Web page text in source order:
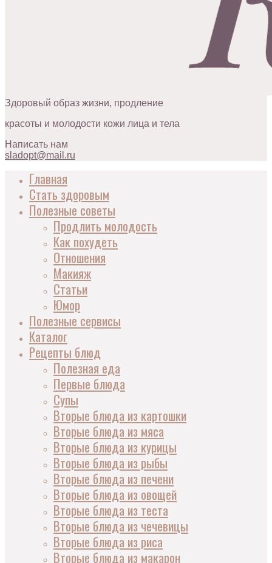
Здоровый образ жизни, продление
красоты и молодости кожи лица и тела
Написать нам
sladopt@mail.ru
Главная
Стать здоровым
Полезные советы
Продлить молодость
Как похудеть
Отношения
Макияж
Статьи
Юмор
Полезные сервисы
Каталог
Рецепты блюд
Полезная еда
Первые блюда
Супы
Вторые блюда из картошки
Вторые блюда из мяса
Вторые блюда из курицы
Вторые блюда из рыбы
Вторые блюда из печени
Вторые блюда из овощей
Вторые блюда из теста
Вторые блюда из чечевицы
Вторые блюда из риса
Вторые блюда из макарон